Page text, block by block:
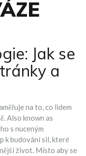
Jak se
a
na to, co lidem
. Also known as
s nuceným
k budování sil, které
život. Místo aby se